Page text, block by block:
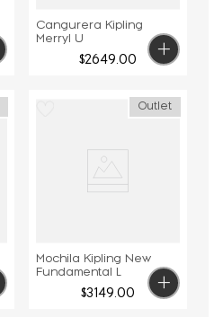
Cangurera Kipling
Merryl U
$2649.00
Outlet
Mochila Kipling New
Fundamental L
$3149.00